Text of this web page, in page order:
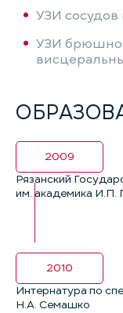
УЗИ сосудов
УЗИ
2009
Рязанский
им. академика И.П.
2010
Интернатура по
Н.А. Семашко